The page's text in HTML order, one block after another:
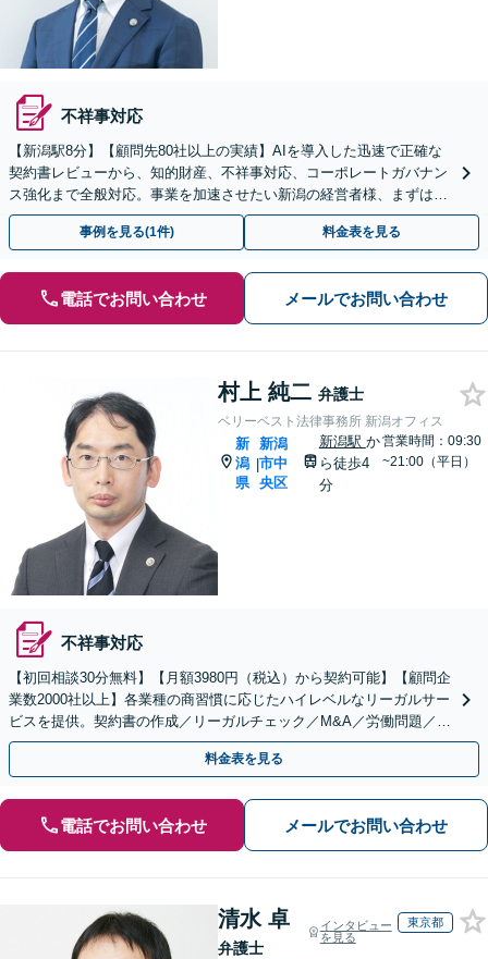
不祥事対応
【新潟駅8分】【顧問先80社以上の実績】AIを導入した迅速で正確な
契約書レビューから、知的財産、不祥事対応、コーポレートガバナン
ス強化まで全般対応。事業を加速させたい新潟の経営者様、まずはご
相談ください。【トラブル予防から解決まで】
事例を見る(1件) 料金表を見る
電話でお問い合わせ メールでお問い合わせ
村上 純二 弁護士
ベリーベスト法律事務所 新潟オフィス
新
潟
県
|
新潟
市中
央区
新潟駅 か
ら徒歩4
分
営業時間：09:30
~21:00（平日）
不祥事対応
【初回相談30分無料】【月額3980円（税込）から契約可能】【顧問企
業数2000社以上】各業種の商習慣に応じたハイレベルなリーガルサー
ビスを提供。契約書の作成／リーガルチェック／M&A／労働問題／知
的財産等、お任せください【他士業連携可能】
料金表を見る
電話でお問い合わせ メールでお問い合わせ
清水 卓
弁護士
インタビュー
を見る
東京都